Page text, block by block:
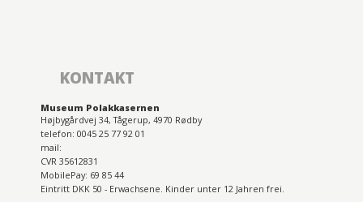
KONTAKT
Museum Polakkasernen
Højbygårdvej 34, Tågerup, 4970 Rødby
telefon: 0045 25 77 92 01
mail:
CVR 35612831
MobilePay: 69 85 44
Eintritt DKK 50 - Erwachsene. Kinder unter 12 Jahren frei.